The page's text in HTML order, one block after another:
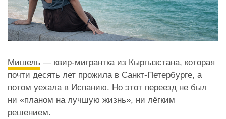
Мишель — квир-мигрантка из Кыргызстана, которая
почти десять лет прожила в Санкт-Петербурге, а
потом уехала в Испанию. Но этот переезд не был
ни «планом на лучшую жизнь», ни лёгким
решением.